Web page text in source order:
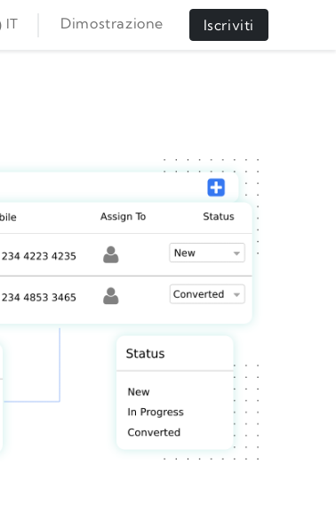
IT Dimostrazione Iscriviti